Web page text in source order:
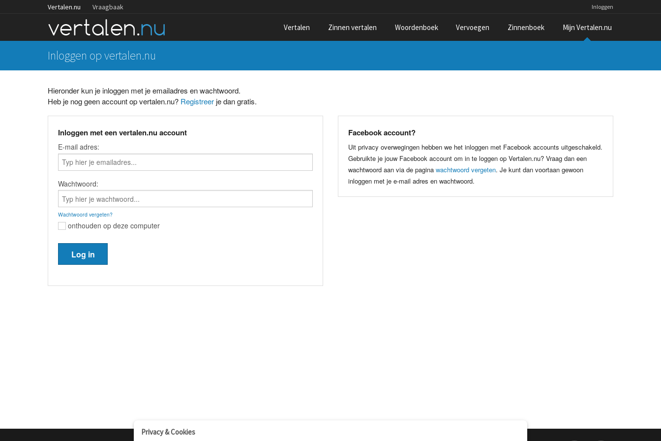
Vertalen.nu Vraagbaak Inloggen
Vertalen Zinnen vertalen Woordenboek Vervoegen Zinnenboek Mijn Vertalen.nu
Inloggen op vertalen.nu
Hieronder kun je inloggen met je emailadres en wachtwoord.
Heb je nog geen account op vertalen.nu? Registreerje dan gratis.
Inloggen met een vertalen.nu account
E-mail adres:
Wachtwoord:
Wachtwoord vergeten?
onthouden op deze computer
Facebook account?
Uit privacy overwegingen hebben we het inloggen met Facebook accounts uitgeschakeld.
Gebruikte je jouw Facebook account om in te loggen op Vertalen.nu? Vraag dan een
wachtwoord aan via de pagina wachtwoord vergeten. Je kunt dan voortaan gewoon
inloggen met je e-mail adres en wachtwoord.
Privacy & Cookies